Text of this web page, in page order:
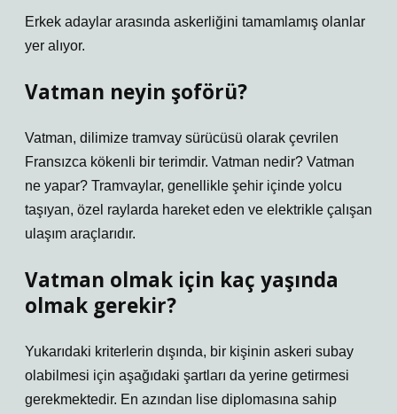
Erkek adaylar arasında askerliğini tamamlamış olanlar
yer alıyor.
Vatman neyin şoförü?
Vatman, dilimize tramvay sürücüsü olarak çevrilen
Fransızca kökenli bir terimdir. Vatman nedir? Vatman
ne yapar? Tramvaylar, genellikle şehir içinde yolcu
taşıyan, özel raylarda hareket eden ve elektrikle çalışan
ulaşım araçlarıdır.
Vatman olmak için kaç yaşında
olmak gerekir?
Yukarıdaki kriterlerin dışında, bir kişinin askeri subay
olabilmesi için aşağıdaki şartları da yerine getirmesi
gerekmektedir. En azından lise diplomasına sahip